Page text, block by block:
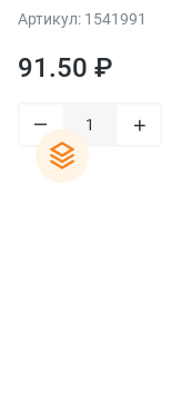
черный
Артикул: 1541991
91.50 ₽
– +